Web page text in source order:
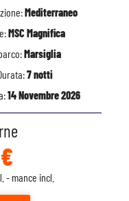
Mediterraneo
MSC Magnifica
Marsiglia
7 notti
14 Novembre 2026
- mance incl.